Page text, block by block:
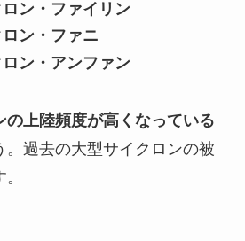
ン・ファイリン
ン・ファニ
ン・アンファン
の上陸頻度が高くなっている
。過去の大型サイクロンの被